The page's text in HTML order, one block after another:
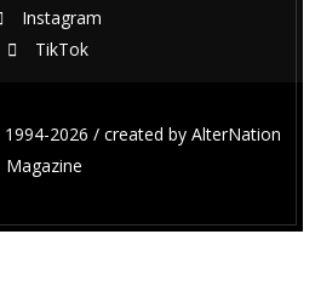
Instagram
TikTok
2026 / created by AlterNation
Magazine